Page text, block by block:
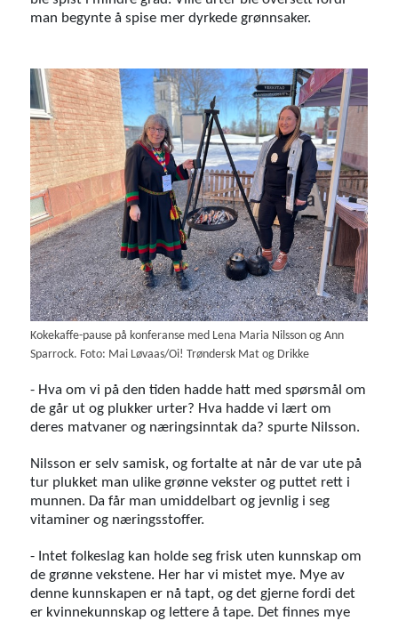
man begynte å spise mer dyrkede grønnsaker.
Kokekaffe-pause på konferanse med Lena Maria Nilsson og Ann
Sparrock. Foto: Mai Løvaas/Oi! Trøndersk Mat og Drikke
- Hva om vi på den tiden hadde hatt med spørsmål om
de går ut og plukker urter? Hva hadde vi lært om
deres matvaner og næringsinntak da? spurte Nilsson.
Nilsson er selv samisk, og fortalte at når de var ute på
tur plukket man ulike grønne vekster og puttet rett i
munnen. Da får man umiddelbart og jevnlig i seg
vitaminer og næringsstoffer.
- Intet folkeslag kan holde seg frisk uten kunnskap om
de grønne vekstene. Her har vi mistet mye. Mye av
denne kunnskapen er nå tapt, og det gjerne fordi det
er kvinnekunnskap og lettere å tape. Det finnes mye